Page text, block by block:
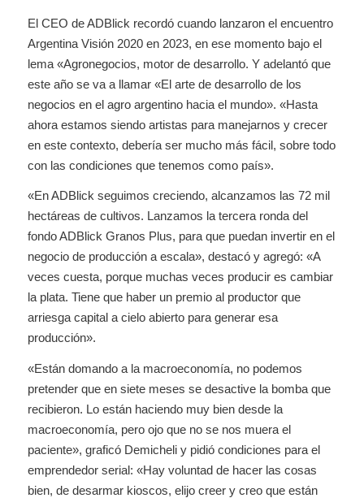
El CEO de ADBlick recordó cuando lanzaron el encuentro
Argentina Visión 2020 en 2023, en ese momento bajo el
lema «Agronegocios, motor de desarrollo. Y adelantó que
este año se va a llamar «El arte de desarrollo de los
negocios en el agro argentino hacia el mundo». «Hasta
ahora estamos siendo artistas para manejarnos y crecer
en este contexto, debería ser mucho más fácil, sobre todo
con las condiciones que tenemos como país».
«En ADBlick seguimos creciendo, alcanzamos las 72 mil
hectáreas de cultivos. Lanzamos la tercera ronda del
fondo ADBlick Granos Plus, para que puedan invertir en el
negocio de producción a escala», destacó y agregó: «A
veces cuesta, porque muchas veces producir es cambiar
la plata. Tiene que haber un premio al productor que
arriesga capital a cielo abierto para generar esa
producción».
«Están domando a la macroeconomía, no podemos
pretender que en siete meses se desactive la bomba que
recibieron. Lo están haciendo muy bien desde la
macroeconomía, pero ojo que no se nos muera el
paciente», graficó Demicheli y pidió condiciones para el
emprendedor serial: «Hay voluntad de hacer las cosas
bien, de desarmar kioscos, elijo creer y creo que están